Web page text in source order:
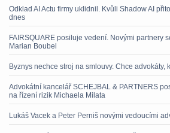
Odklad AI Actu firmy uklidnil. Kvůli Shadow AI
dnes
FAIRSQUARE posiluje vedení. Novými partnery
Marian Boubel
Byznys nechce stroj na smlouvy. Chce advokáty,
Advokátní kancelář SCHEJBAL & PARTNERS
na řízení rizik Michaela Milata
Lukáš Vacek a Peter Perniš novými vedoucími